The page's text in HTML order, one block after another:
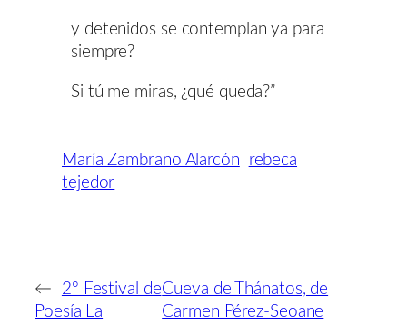
y detenidos se contemplan ya para
siempre?
Si tú me miras, ¿qué queda?”
María Zambrano Alarcón
rebeca
tejedor
←
2º Festival de
Poesía La
Cueva de Thánatos, de
Carmen Pérez-Seoane